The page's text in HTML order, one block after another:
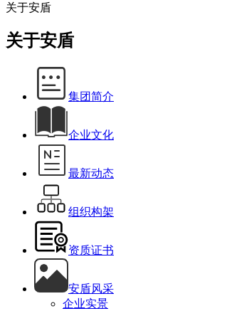
关于安盾
关于安盾
集团简介
企业文化
最新动态
组织构架
资质证书
安盾风采
企业实景